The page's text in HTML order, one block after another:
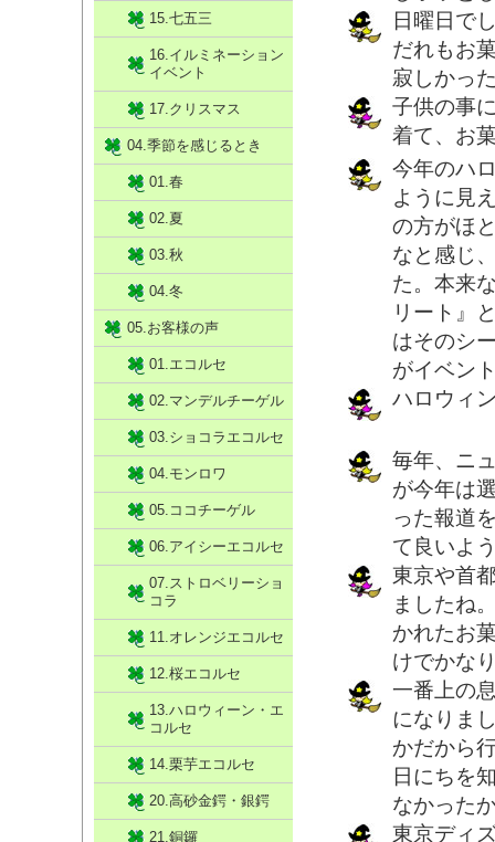
日曜日で
だれもお
寂しかっ
子供の事
着て、お
今年のハ
ように見
の方がほ
なと感じ
た。本来
リート』
はそのシ
がイベン
ハロウィ
毎年、ニ
が今年は
った報道
て良いよ
東京や首
ましたね
かれたお
けでかな
一番上の
になりま
かだから
日にちを
なかった
東京ディ
15.七五三
16.イルミネーション
イベント
17.クリスマス
04.季節を感じるとき
01.春
02.夏
03.秋
04.冬
05.お客様の声
01.エコルセ
02.マンデルチーゲル
03.ショコラエコルセ
04.モンロワ
05.ココチーゲル
06.アイシーエコルセ
07.ストロベリーショ
コラ
11.オレンジエコルセ
12.桜エコルセ
13.ハロウィーン・エ
コルセ
14.栗芋エコルセ
20.高砂金鍔・銀鍔
21.銅鑼